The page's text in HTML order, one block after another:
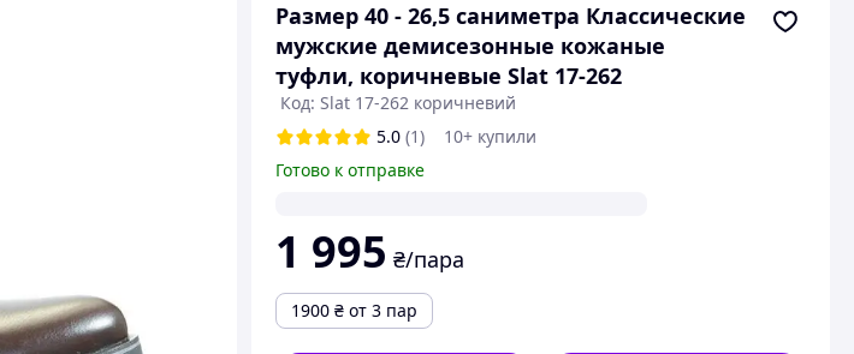
Размер 40 - 26,5 саниметра Классические
мужские демисезонные кожаные
туфли, коричневые Slat 17-262
Код: Slat 17-262 коричневий
5.0 (1)
10+ купили
Готово к отправке
1 995 ₴/пара
1900 ₴ от 3 пар